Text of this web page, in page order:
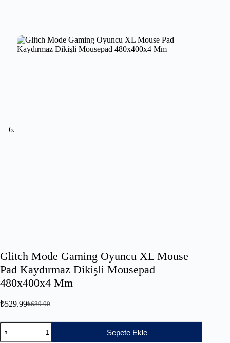
Glitch Mode Gaming Oyuncu XL Mouse
Pad Kaydırmaz Dikişli Mousepad
480x400x4 Mm
₺689.00
₺529.99
Sepete Ekle